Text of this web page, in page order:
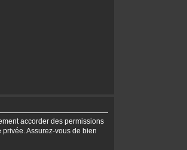
accorder des permissions
Assurez-vous de bien